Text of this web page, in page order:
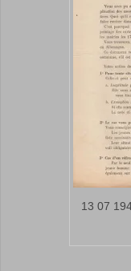
13 07